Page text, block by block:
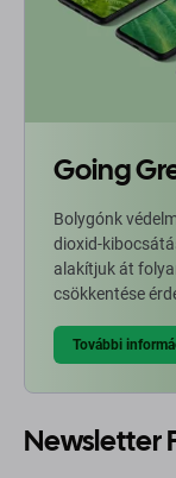
Going
Bolygónk
dioxid-
alakítjuk át
csökkentése
További
Newsletter